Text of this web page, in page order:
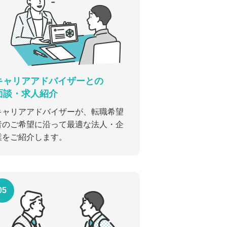
ャリアアドバイザーとの
談・求人紹介
ャリアアドバイザーが、転職希望
のご希望に沿って最適な法人・企
をご紹介します。